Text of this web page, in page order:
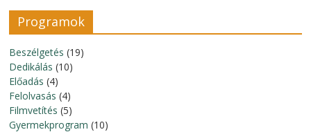
Programok
Beszélgetés (19)
Dedikálás (10)
Előadás (4)
Felolvasás (4)
Filmvetítés (5)
Gyermekprogram (10)